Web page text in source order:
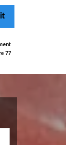
77